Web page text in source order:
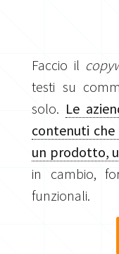
Faccio il
testi su
solo. Le
contenuti
un prodotto,
in cambio,
funzionali.